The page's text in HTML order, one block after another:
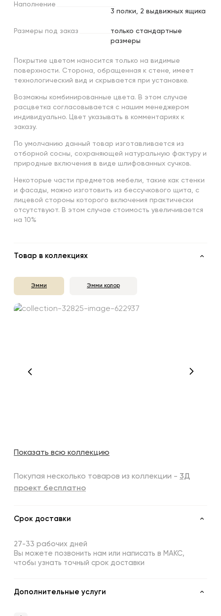
Наполнение
3 полки, 2 выдвижных ящика
Размеры под заказ
только стандартные
размеры
Покрытие цветом наносится только на видимые
поверхности. Сторона, обращенная к стене, имеет
технологический вид и скрывается при установке.
Возможны комбинированные цвета. В этом случае
расцветка согласовывается с нашим менеджером
индивидуально. Цвет указывать в комментариях к
заказу.
По умолчанию данный товар изготавливается из
отборной сосны, сохраняющей натуральную фактуру и
природные включения в виде шлифованных сучков.
Некоторые части предметов мебели, такие как стенки
и фасады, можно изготовить из бессучкового щита, с
лицевой стороны которого включения практически
отсутствуют. В этом случае стоимость увеличивается
на 10%
Товар в коллекциях
Эмми Эмми колор
Показать всю коллекцию
Покупая несколько товаров из коллекции - 3Д
проект бесплатно
Срок доставки
27-33 рабочих дней
Вы можете позвонить нам или написать в МАКС,
чтобы узнать точный срок доставки
Дополнительные услуги